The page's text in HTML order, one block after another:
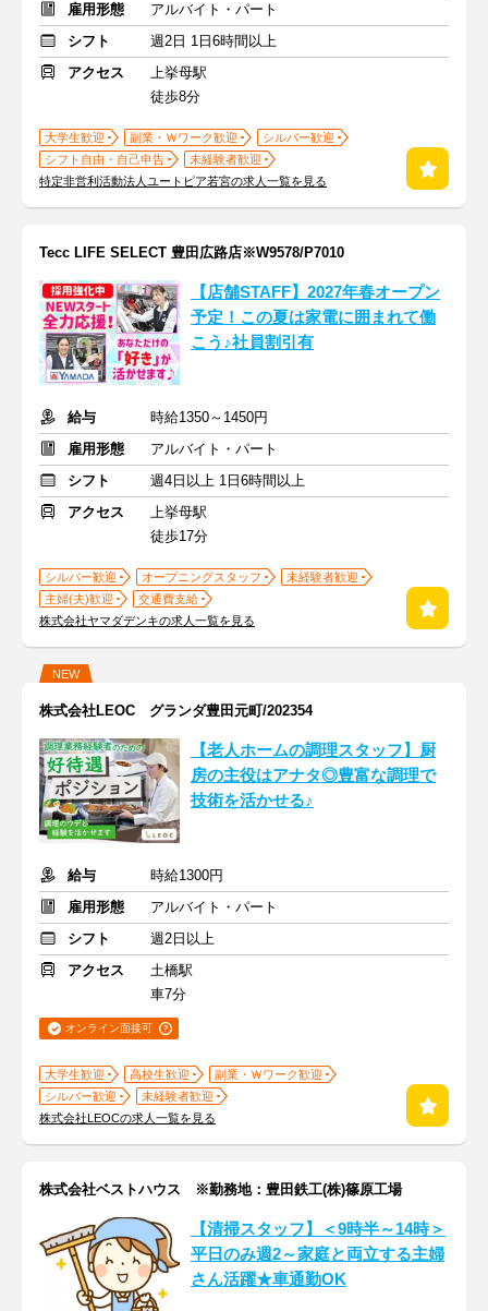
雇用形態
アルバイト・パート
シフト
週2日 1日6時間以上
アクセス
上挙母駅
徒歩8分
大学生歓迎 副業・Ｗワーク歓迎
シルバー歓迎
シフト自由・自己申告
未経験者歓迎
特定非営利活動法人ユートピア若宮の求人一覧を見る
Tecc LIFE SELECT 豊田広路店※W9578/P7010
【店舗STAFF】2027年春オープン
予定！この夏は家電に囲まれて働
こう♪社員割引有
給与
時給1350～1450円
雇用形態
アルバイト・パート
シフト
週4日以上 1日6時間以上
アクセス
上挙母駅
徒歩17分
シルバー歓迎 オープニングスタッフ
未経験者歓迎
主婦(夫)歓迎
交通費支給
株式会社ヤマダデンキの求人一覧を見る
NEW
株式会社LEOC グランダ豊田元町/202354
【老人ホームの調理スタッフ】厨
房の主役はアナタ◎豊富な調理で
技術を活かせる♪
給与
時給1300円
雇用形態
アルバイト・パート
シフト
週2日以上
アクセス
土橋駅
車7分
オンライン面接可
大学生歓迎 高校生歓迎
副業・Ｗワーク歓迎
シルバー歓迎
未経験者歓迎
株式会社LEOCの求人一覧を見る
株式会社ベストハウス ※勤務地：豊田鉄工(株)篠原工場
【清掃スタッフ】＜9時半～14時＞
平日のみ週2～家庭と両立する主婦
さん活躍★車通勤OK